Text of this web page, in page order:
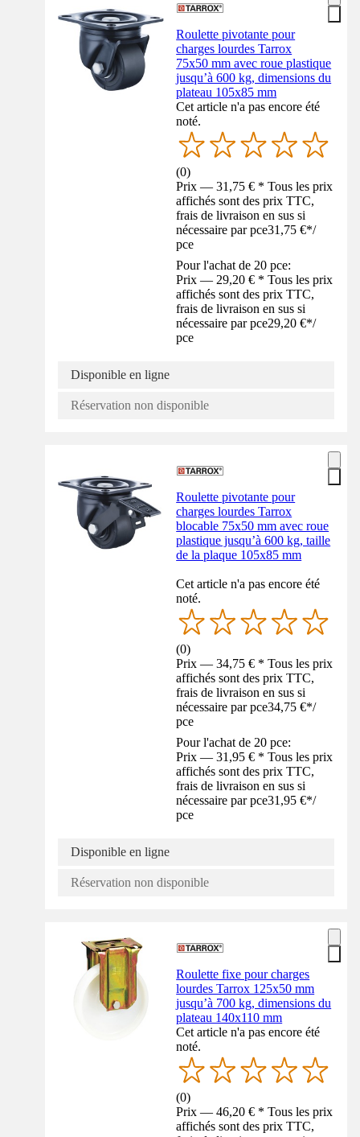
Roulette pivotante pour
charges lourdes Tarrox
75x50 mm avec roue plastique
jusqu’à 600 kg, dimensions du
plateau 105x85 mm
Cet article n'a pas encore été
noté.
(0)
Prix — 31,75 € * Tous les prix
affichés sont des prix TTC,
frais de livraison en sus si
nécessaire par pce31,75 €*/
pce
Pour l'achat de 20 pce:
Prix — 29,20 € * Tous les prix
affichés sont des prix TTC,
frais de livraison en sus si
nécessaire par pce29,20 €*/
pce
Disponible en ligne
Réservation non disponible
Roulette pivotante pour
charges lourdes Tarrox
blocable 75x50 mm avec roue
plastique jusqu’à 600 kg, taille
de la plaque 105x85 mm
Cet article n'a pas encore été
noté.
(0)
Prix — 34,75 € * Tous les prix
affichés sont des prix TTC,
frais de livraison en sus si
nécessaire par pce34,75 €*/
pce
Pour l'achat de 20 pce:
Prix — 31,95 € * Tous les prix
affichés sont des prix TTC,
frais de livraison en sus si
nécessaire par pce31,95 €*/
pce
Disponible en ligne
Réservation non disponible
Roulette fixe pour charges
lourdes Tarrox 125x50 mm
jusqu’à 700 kg, dimensions du
plateau 140x110 mm
Cet article n'a pas encore été
noté.
(0)
Prix — 46,20 € * Tous les prix
affichés sont des prix TTC,